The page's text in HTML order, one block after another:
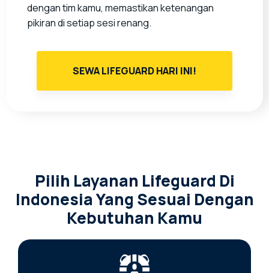
dengan tim kamu, memastikan ketenangan
pikiran di setiap sesi renang.
SEWA LIFEGUARD HARI INI!
Pilih Layanan Lifeguard Di
Indonesia Yang Sesuai Dengan
Kebutuhan Kamu